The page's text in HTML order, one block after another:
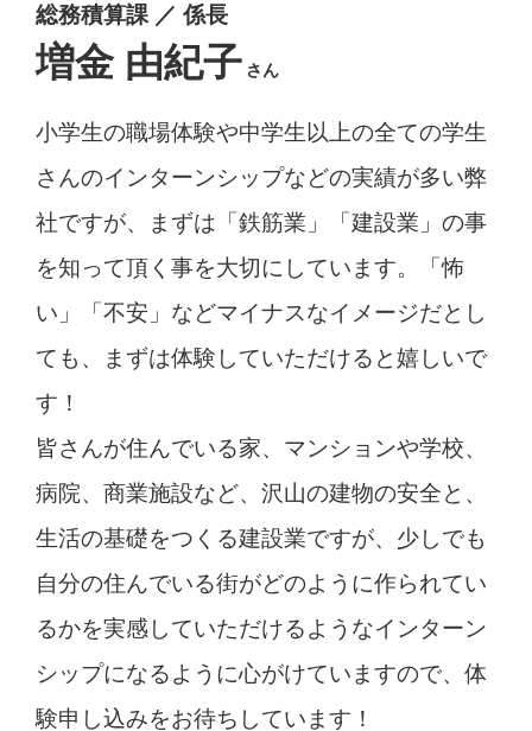
総務積算課 ／ 係長
増金 由紀子 さん
小学生の職場体験や中学生以上の全ての学生
さんのインターンシップなどの実績が多い弊
社ですが、まずは「鉄筋業」「建設業」の事
を知って頂く事を大切にしています。「怖
い」「不安」などマイナスなイメージだとし
ても、まずは体験していただけると嬉しいで
す！
皆さんが住んでいる家、マンションや学校、
病院、商業施設など、沢山の建物の安全と、
生活の基礎をつくる建設業ですが、少しでも
自分の住んでいる街がどのように作られてい
るかを実感していただけるようなインターン
シップになるように心がけていますので、体
験申し込みをお待ちしています！